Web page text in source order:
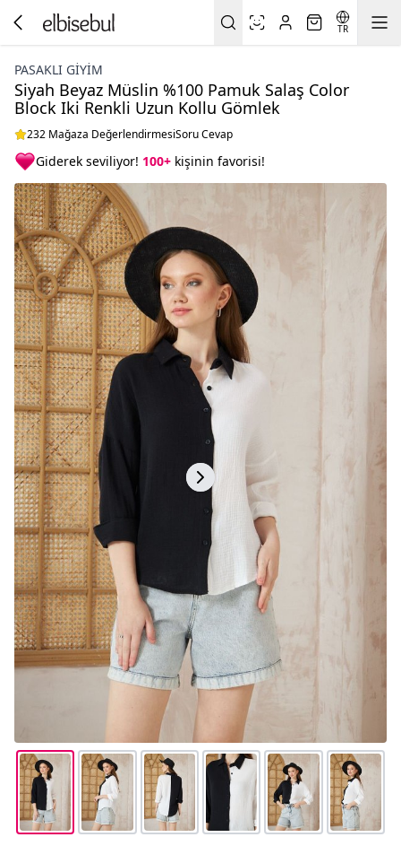
TR
PASAKLI GIYIM
Siyah Beyaz Müslin %100 Pamuk Salaş Color
Block Iki Renkli Uzun Kollu Gömlek
232 Mağaza DeğerlendirmesiSoru Cevap
Giderek seviliyor! 100+ kişinin favorisi!